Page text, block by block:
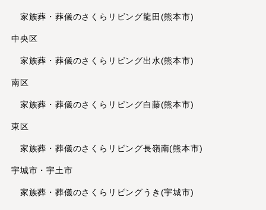
2023年6月
2023年4月
2023年3月
2023年2月
2022年11月
2022年10月
2022年9月
2022年7月
家族葬・葬儀のさくらリビング龍田(熊本市)
中央区
家族葬・葬儀のさくらリビング出水(熊本市)
南区
家族葬・葬儀のさくらリビング白藤(熊本市)
東区
家族葬・葬儀のさくらリビング長嶺南(熊本市)
宇城市・宇土市
家族葬・葬儀のさくらリビングうき(宇城市)